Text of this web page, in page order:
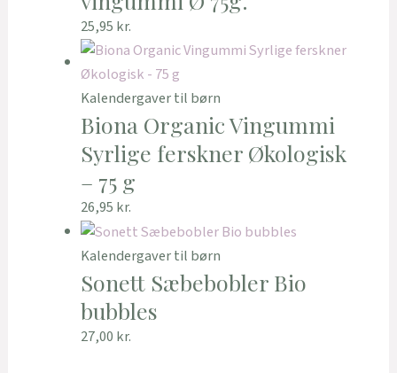
25,95 kr.
Kalendergaver til børn
Biona Organic Vingummi
Syrlige ferskner Økologisk
– 75 g
26,95 kr.
Kalendergaver til børn
Sonett Sæbebobler Bio
bubbles
27,00 kr.